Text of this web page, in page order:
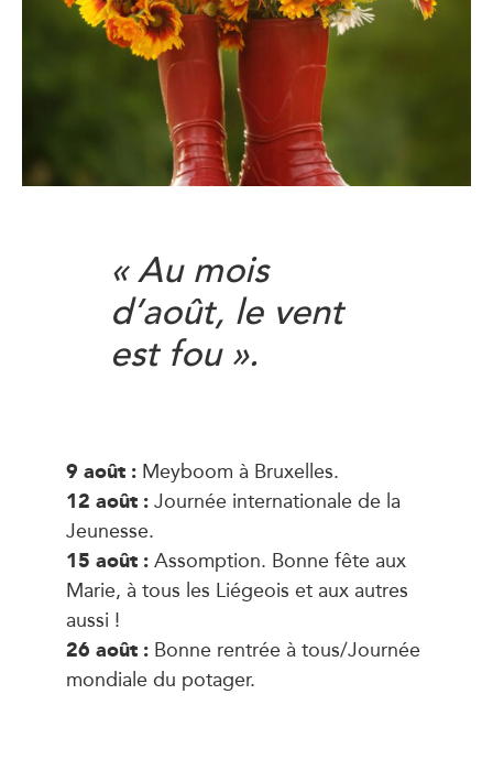
« Au mois
d’août, le vent
est fou ».
9 août : Meyboom à Bruxelles.
12 août :Journée internationale de la
Jeunesse.
15 août :Assomption. Bonne fête aux
Marie, à tous les Liégeois et aux autres
aussi !
26 août : Bonne rentrée à tous/Journée
mondiale du potager.